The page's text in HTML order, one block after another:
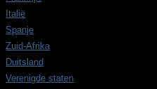
Italië
Spanje
Zuid-Afrika
Duitsland
Verenigde staten